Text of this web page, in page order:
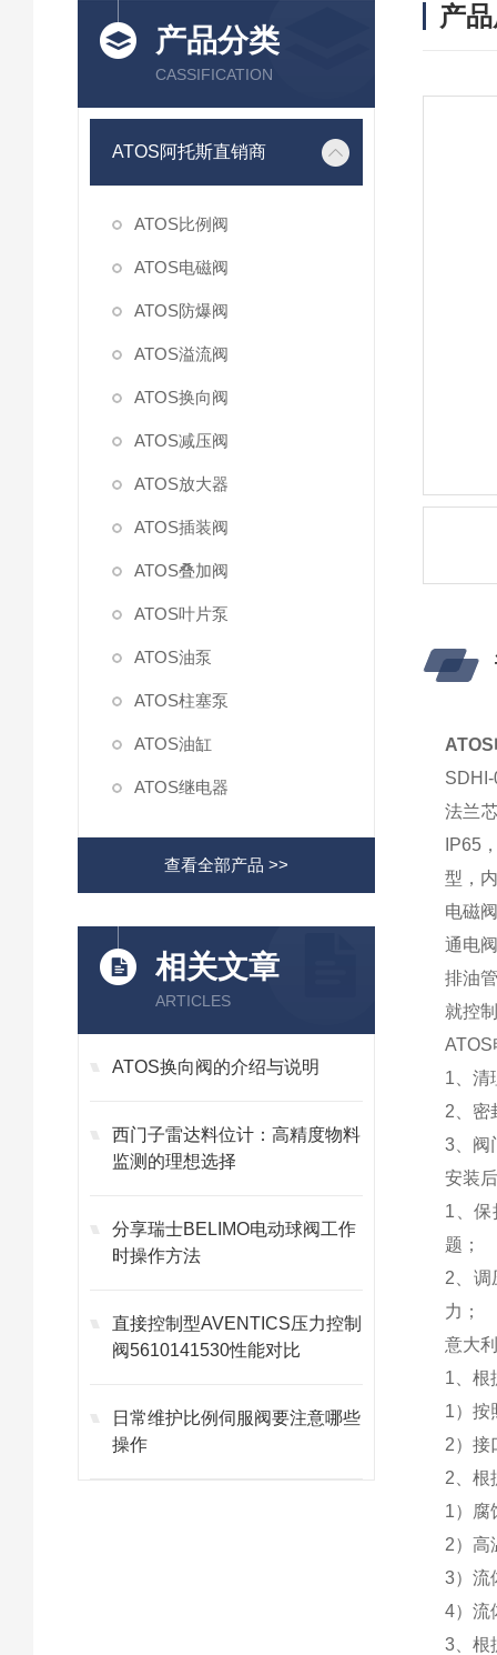
产品分类
CASSIFICATION
ATOS阿托斯直销商
ATOS比例阀
ATOS电磁阀
ATOS防爆阀
ATOS溢流阀
ATOS换向阀
ATOS减压阀
ATOS放大器
ATOS插装阀
ATOS叠加阀
ATOS叶片泵
ATOS油泵
ATOS柱塞泵
ATOS油缸
ATOS继电器
查看全部产品 >>
相关文章
ARTICLES
ATOS换向阀的介绍与说明
西门子雷达料位计：高精度物料
监测的理想选择
分享瑞士BELIMO电动球阀工作
时操作方法
直接控制型AVENTICS压力控制
阀5610141530性能对比
日常维护比例伺服阀要注意哪些
操作
产
法兰
IP65
型，
电磁
通电
排油
就控
1、清
2、密
3、阀
安装
1、保
题；
2、调
力；
意大
1、根
1）按
2）接
2、根
1）腐
2）高
3）流
4）流
3、根